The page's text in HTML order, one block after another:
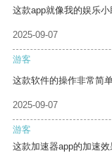
这款app就像我的娱乐小
2025-09-07
游客
这款软件的操作非常简
2025-09-07
游客
这款加速器app的加速